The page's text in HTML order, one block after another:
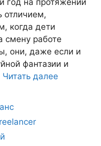
год на протяжении
отличием,
когда дети
смену работе
они, даже если и
фантазии и
Читать далее